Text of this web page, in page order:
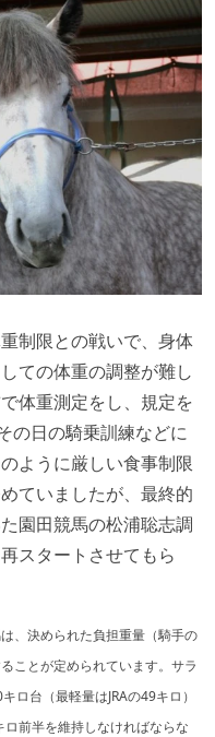
制限との戦いで、身体
ての体重の調整が難し
体重測定をし、規定を
の日の騎乗訓練などに
ように厳しい食事制限
ていましたが、最終的
園田競馬の松浦聡志調
スタートさせてもら
、決められた負担重量（騎手の
ことが定められています。サラ
ロ台（最軽量はJRAの49キロ）
前半を維持しなければならな